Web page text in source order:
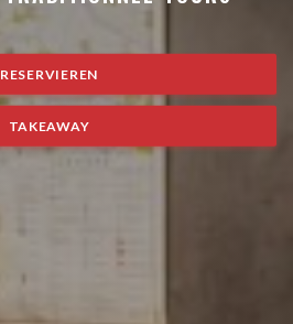
RESERVIEREN
TAKEAWAY